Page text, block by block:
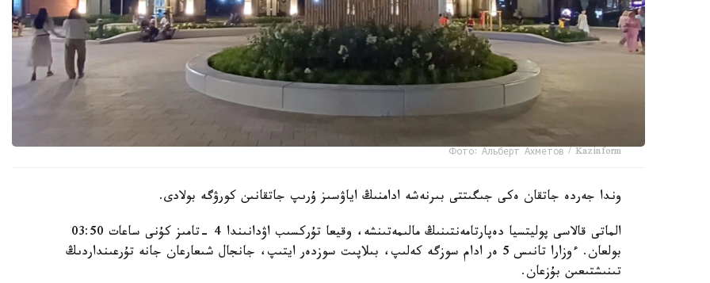
Фото: Альберт Ахметов / Kazinform
وندا جەردە جاتقان ەكى جىگىتتى بىرنەشە ادامنىڭ اياۋسىز ۇرىپ جاتقانىن كورۋگە بولادى.
الماتى قالاسى پوليتسيا دەپارتامەنتىنىڭ مالىمەتىنشە، وقيعا تۇركسىب اۋدانىندا 4 -تامىز كۇنى ساعات 03:50
بولعان. ءوزارا تانىس 5 ەر ادام سوزگە كەلىپ، بىلاپىت سوزدەر ايتىپ، جانجال شىعارعان جانە تۇرعىنداردىڭ
تىنىشتىعىن بۇزعان.